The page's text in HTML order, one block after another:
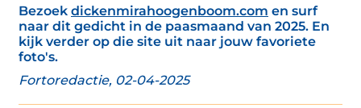
Bezoek dickenmirahoogenboom.com en surf
naar dit gedicht in de paasmaand van 2025. En
kijk verder op die site uit naar jouw favoriete
foto's.
Fortoredactie, 02-04-2025